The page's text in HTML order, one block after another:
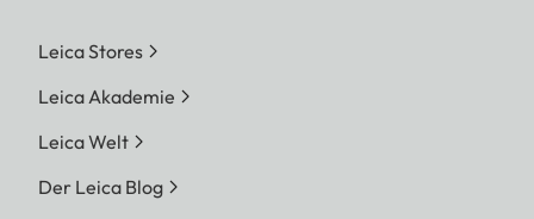
Leica Stores
Leica Akademie
Leica Welt
Der Leica Blog